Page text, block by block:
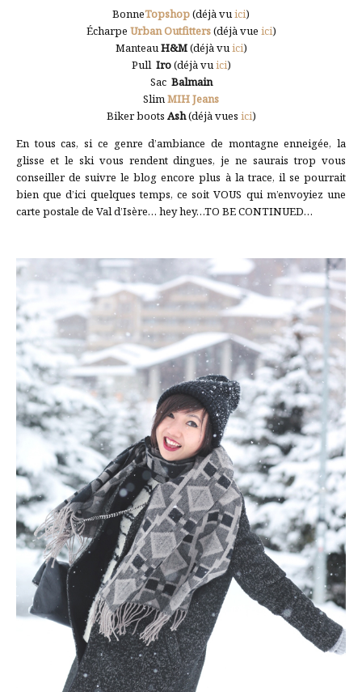
BonneTopshop(déjà vuici)
Écharpe Urban Outfitters(déjà vue ici)
ManteauH&M(déjà vuici)
Pull Iro(déjà vuici)
Sac Balmain
SlimMIH Jeans
Biker boots Ash(déjà vues ici)
En tous cas, si ce genre d’ambiance de montagne enneigée, la
glisse et le ski vous rendent dingues, je ne saurais trop vous
conseiller de suivre le blog encore plus à la trace, il se pourrait
bien que d’ici quelques temps, ce soit VOUS qui m’envoyiez une
carte postale de Val d’Isère… hey hey…TO BE CONTINUED…